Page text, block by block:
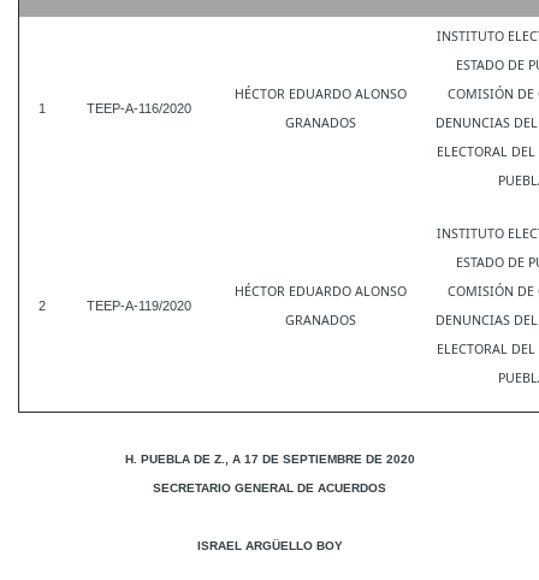
1 TEEP-A-116/2020
HÉCTOR EDUARDO ALONSO
GRANADOS
INSTITUTO
ESTADO DE
COMISIÓN DE
DENUNCIAS
ELECTORAL DEL
2 TEEP-A-119/2020
HÉCTOR EDUARDO ALONSO
GRANADOS
INSTITUTO
ESTADO DE
COMISIÓN DE
DENUNCIAS
ELECTORAL DEL
H. PUEBLA DE Z., A 17 DE SEPTIEMBRE DE 2020
SECRETARIO GENERAL DE ACUERDOS
ISRAEL ARGÜELLO BOY